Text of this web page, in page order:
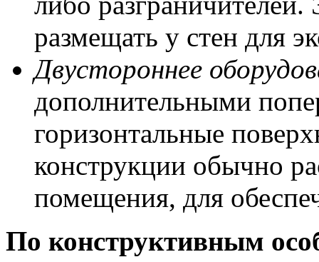
размещать у стен для
Двустороннее
дополнительными
горизонтальные
конструкции обычно
помещения, для
По конструктивным